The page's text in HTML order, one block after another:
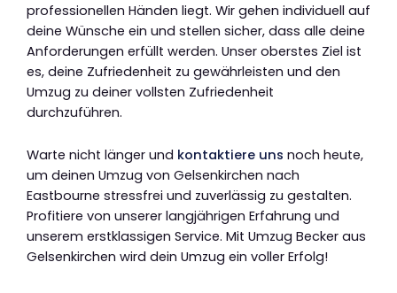
professionellen Händen liegt. Wir gehen individuell auf
deine Wünsche ein und stellen sicher, dass alle deine
Anforderungen erfüllt werden. Unser oberstes Ziel ist
es, deine Zufriedenheit zu gewährleisten und den
Umzug zu deiner vollsten Zufriedenheit
durchzuführen.
Warte nicht länger und kontaktiere uns noch heute,
um deinen Umzug von Gelsenkirchen nach
Eastbourne stressfrei und zuverlässig zu gestalten.
Profitiere von unserer langjährigen Erfahrung und
unserem erstklassigen Service. Mit Umzug Becker aus
Gelsenkirchen wird dein Umzug ein voller Erfolg!